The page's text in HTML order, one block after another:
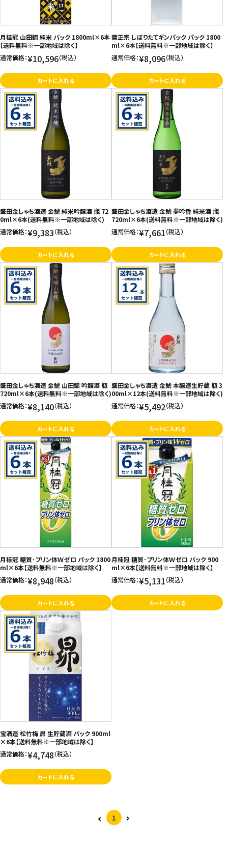
月桂冠 山田錦 純米 パック 1800ml×6本
【送料無料※一部地域は除く】
通常価格：¥10,596（税込）
カートに入れる
菊正宗 しぼりたてギンパック パック 1800
ml×6本【送料無料※一部地域は除く】
通常価格：¥8,096（税込）
カートに入れる
盛田金しゃち酒造 金鯱 純米吟醸酒 瓶 72
0ml×6本(送料無料※一部地域は除く)
通常価格：¥9,383（税込）
カートに入れる
盛田金しゃち酒造 金鯱 夢吟香 純米酒 瓶
720ml×6本(送料無料※一部地域は除く)
通常価格：¥7,661（税込）
カートに入れる
盛田金しゃち酒造 金鯱 山田錦 吟醸酒 瓶
720ml×6本(送料無料※一部地域は除く)
通常価格：¥8,140（税込）
カートに入れる
盛田金しゃち酒造 金鯱 本醸造生貯蔵 瓶 3
00ml×12本(送料無料※一部地域は除く)
通常価格：¥5,492（税込）
カートに入れる
月桂冠 糖質･プリン体Ｗゼロ パック 1800
ml×6本【送料無料※一部地域は除く】
通常価格：¥8,948（税込）
カートに入れる
月桂冠 糖質･プリン体Ｗゼロ パック 900
ml×6本【送料無料※一部地域は除く】
通常価格：¥5,131（税込）
カートに入れる
宝酒造 松竹梅 昴 生貯蔵酒 パック 900ml
×6本【送料無料※一部地域は除く】
通常価格：¥4,748（税込）
カートに入れる
1